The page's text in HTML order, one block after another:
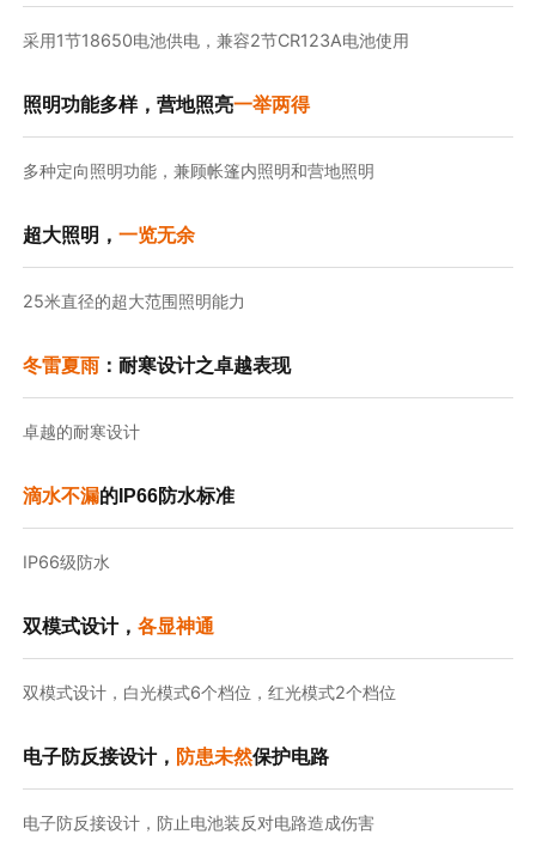
采用1节18650电池供电，兼容2节CR123A电池使用
照明功能多样，营地照亮一举两得
多种定向照明功能，兼顾帐篷内照明和营地照明
超大照明，一览无余
25米直径的超大范围照明能力
冬雷夏雨 ：耐寒设计之卓越表现
卓越的耐寒设计
滴水不漏的IP66防水标准
IP66级防水
双模式设计，各显神通
双模式设计，白光模式6个档位，红光模式2个档位
电子防反接设计， 防患未然保护电路
电子防反接设计，防止电池装反对电路造成伤害